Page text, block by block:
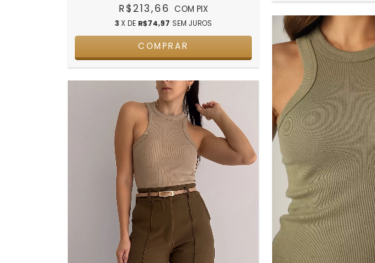
R$213,66 COM PIX
3 X DE R$74,97 SEM JUROS
COMPRAR